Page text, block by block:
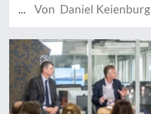
...
Von Daniel Keienburg